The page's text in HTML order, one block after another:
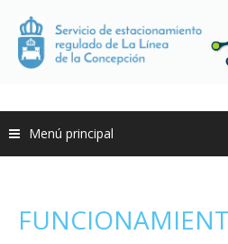
contenido
Menú principal